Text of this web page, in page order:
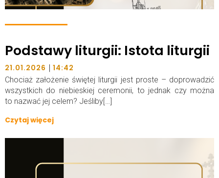
Podstawy liturgii: Istota liturgii
21.01.2026 | 14:42
Chociaż założenie świętej liturgii jest proste – doprowadzić
wszystkich do niebieskiej ceremonii, to jednak czy można
to nazwać jej celem? Jeśliby[…]
Czytaj więcej